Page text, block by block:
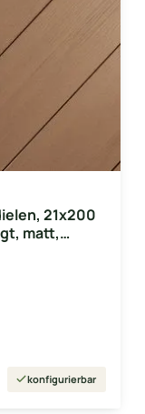
21x200
matt,
konfigurierbar